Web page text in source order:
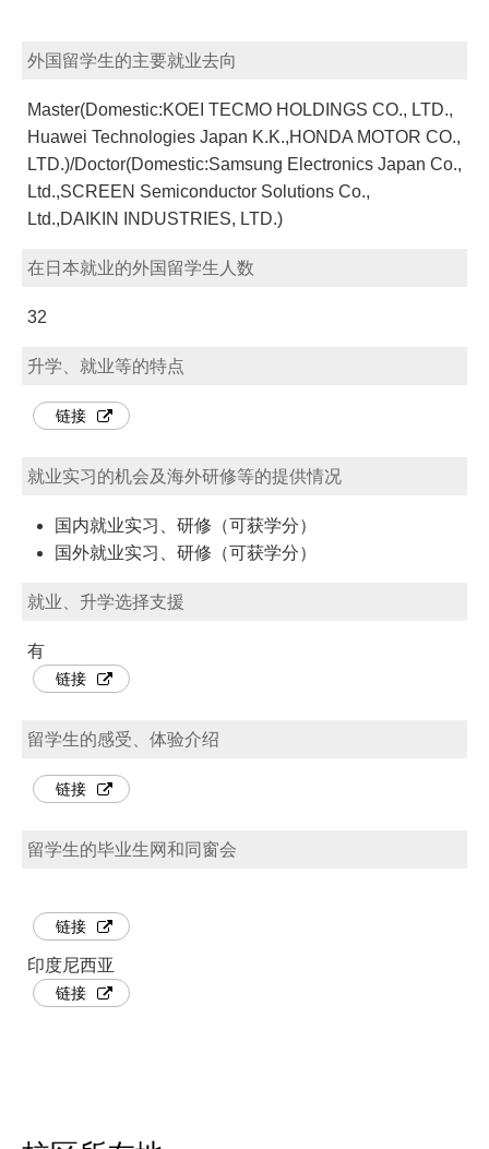
外国留学生的主要就业去向
Master(Domestic:KOEI TECMO HOLDINGS CO., LTD.,
Huawei Technologies Japan K.K.,HONDA MOTOR CO.,
LTD.)/Doctor(Domestic:Samsung Electronics Japan Co.,
Ltd.,SCREEN Semiconductor Solutions Co.,
Ltd.,DAIKIN INDUSTRIES, LTD.)
在日本就业的外国留学生人数
32
升学、就业等的特点
链接
就业实习的机会及海外研修等的提供情况
国内就业实习、研修（可获学分）
国外就业实习、研修（可获学分）
就业、升学选择支援
有
链接
留学生的感受、体验介绍
链接
留学生的毕业生网和同窗会
链接
印度尼西亚
链接